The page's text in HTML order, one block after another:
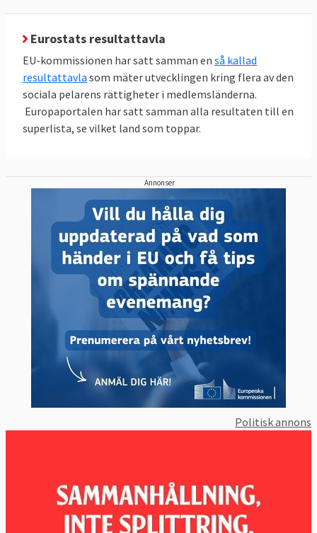
unga 15-
29 år som
varken
arbetar,
praktiserar
eller
9 %
%
: Eurostat 2025, klicka på länk ovan.
2. UTBILDNINGSMÅL
Minst 60 procent av vuxna 25-64 år ska delta
i vidareutbildning eller kompetensutveckling
varje år senast 2030. Men redan 2025 ska
enligt beslut i ministerrådet andelen vara 47
procent.
I utbildningsmålet ingår också att minst 80
grundläggande digitala färdigheter. Vidare
och deltagande i gymnasieutbildning “bör
öka”.
Eurostats resultattavla
EU-kommissionen har satt samman en så kallad
resultattavla som mäter utvecklingen kring flera av den
sociala pelarens rättigheter i medlemsländerna.
Europaportalen har satt samman alla resultaten till en
superlista, se vilket land som toppar.
Annonser
Politisk annons